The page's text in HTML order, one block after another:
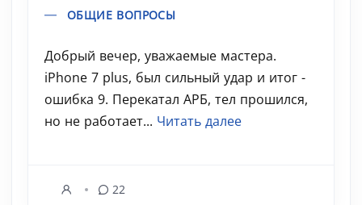
ОБЩИЕ ВОПРОСЫ
Добрый вечер, уважаемые мастера.
iPhone 7 plus, был сильный удар и итог -
ошибка 9. Перекатал АРБ, тел прошился,
но не работает... Читать далее
22